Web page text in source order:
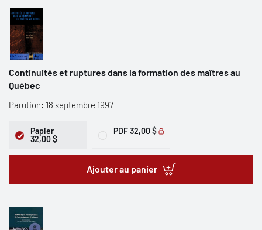
Continuités et ruptures dans la formation des maîtres au
Québec
Parution: 18 septembre 1997
Papier
32,00 $
PDF32,00 $
Ajouter au panier